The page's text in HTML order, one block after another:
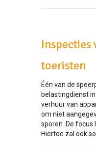
Inspecties
toeristen
Één van de
belastingdienst
verhuur van
om niet
sporen. De focus
Hiertoe zal ook